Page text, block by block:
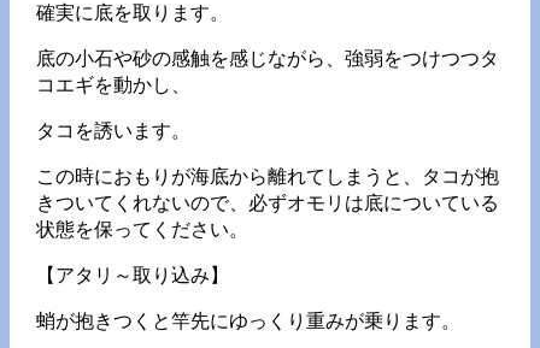
確実に底を取ります。
底の小石や砂の感触を感じながら、強弱をつけつつタ
コエギを動かし、
タコを誘います。
この時におもりが海底から離れてしまうと、タコが抱
きついてくれないので、必ずオモリは底についている
状態を保ってください。
【アタリ～取り込み】
蛸が抱きつくと竿先にゆっくり重みが乗ります。